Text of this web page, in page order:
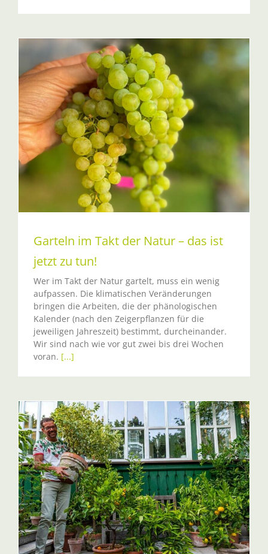
Garteln im Takt der Natur – das ist
jetzt zu tun!
Wer im Takt der Natur gartelt, muss ein wenig
aufpassen. Die klimatischen Veränderungen
bringen die Arbeiten, die der phänologischen
Kalender (nach den Zeigerpflanzen für die
jeweiligen Jahreszeit) bestimmt, durcheinander.
Wir sind nach wie vor gut zwei bis drei Wochen
voran. [...]